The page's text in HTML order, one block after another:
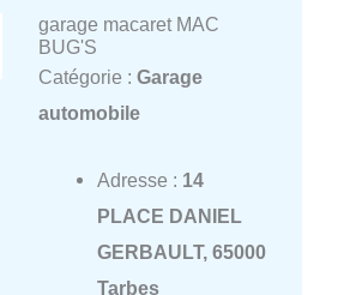
garage macaret MAC
BUG'S
Catégorie : Garage
automobile
Adresse : 14
PLACE DANIEL
GERBAULT, 65000
Tarbes